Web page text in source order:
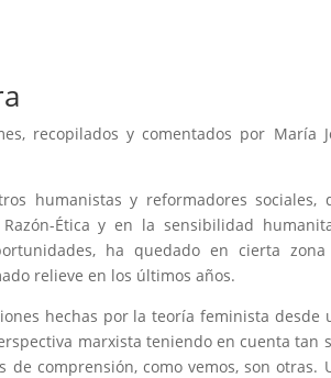
recopilados y comentados por María
humanistas y reformadores sociales,
Ética y en la sensibilidad
ha quedado en cierta zona
relieve en los últimos años.
hechas por la teoría feminista desde
marxista teniendo en cuenta tan
comprensión, como vemos, son otras.